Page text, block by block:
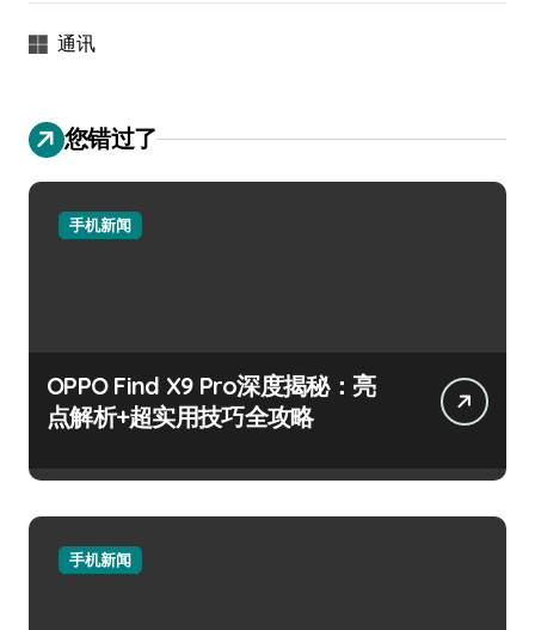
通讯
您错过了
手机新闻
OPPO Find X9 Pro深度揭秘：亮
点解析+超实用技巧全攻略
手机新闻